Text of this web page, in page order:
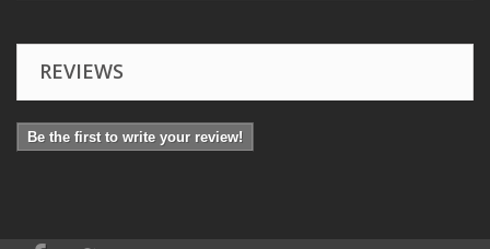
REVIEWS
Be the first to write your review!